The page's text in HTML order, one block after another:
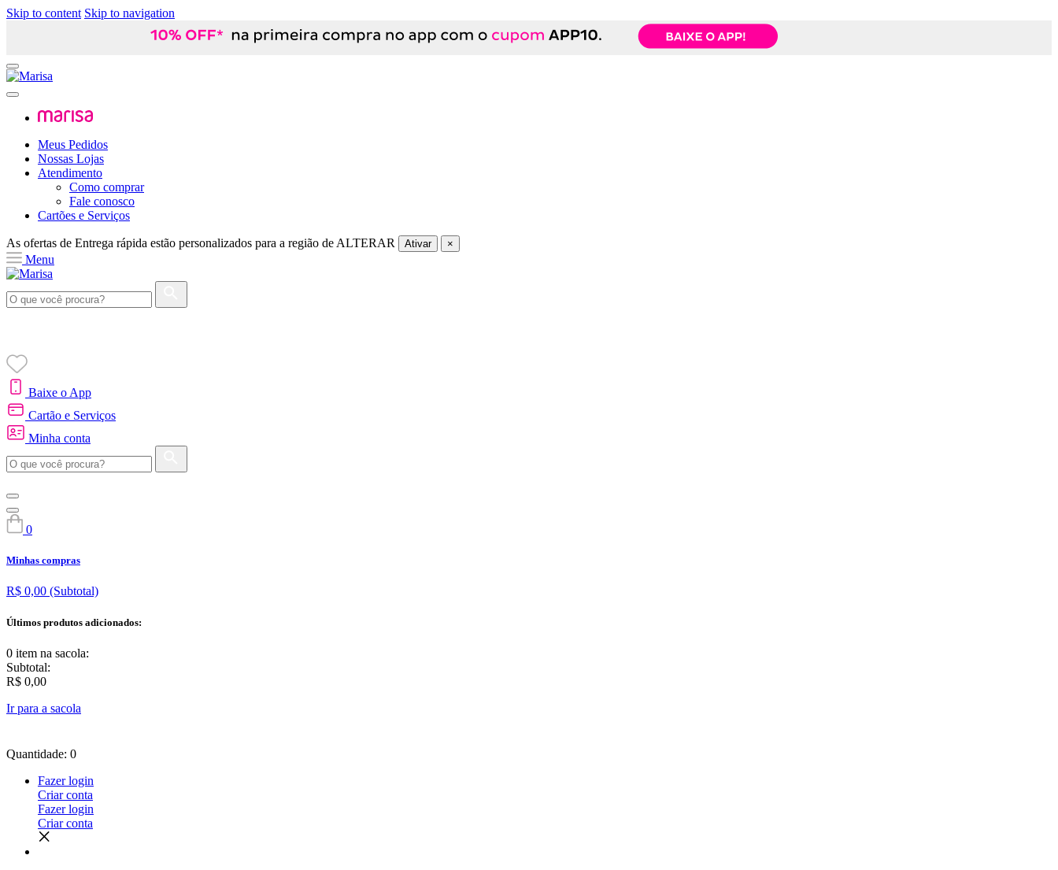
Skip to content Skip to navigation
Meus Pedidos
Nossas Lojas
Atendimento
Como comprar
Fale conosco
Cartões e Serviços
As ofertas de Entrega rápida estão personalizados para a região de ALTERAR Ativar ×
Menu
Baixe o App
Cartão e Serviços
Minha conta
0
Minhas compras
R$ 0,00 (Subtotal)
Últimos produtos adicionados:
0 item na sacola:
Subtotal:
R$ 0,00
Ir para a sacola
Quantidade: 0
Fazer login
Criar conta
Fazer login
Criar conta